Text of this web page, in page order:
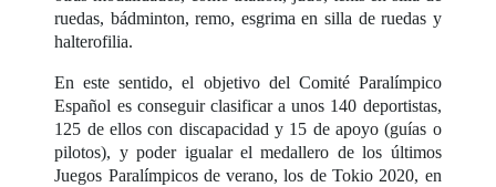
ruedas, bádminton, remo, esgrima en silla de ruedas y
halterofilia.
En este sentido, el objetivo del Comité Paralímpico
Español es conseguir clasificar a unos 140 deportistas,
125 de ellos con discapacidad y 15 de apoyo (guías o
pilotos), y poder igualar el medallero de los últimos
Juegos Paralímpicos de verano, los de Tokio 2020, en